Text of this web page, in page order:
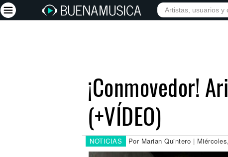
INICIO ARTISTAS
¡Conmovedor!
(+VÍDEO)
NOTICIAS Por Marian Quintero |